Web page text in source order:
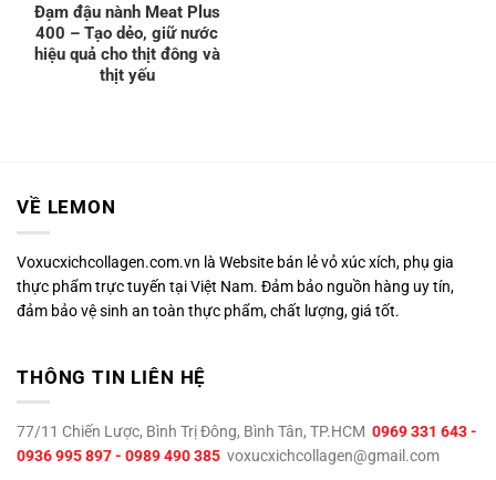
Đạm đậu nành Meat Plus
400 – Tạo dẻo, giữ nước
hiệu quả cho thịt đông và
thịt yếu
VỀ LEMON
Voxucxichcollagen.com.vn là Website bán lẻ vỏ xúc xích, phụ gia
thực phẩm trực tuyến tại Việt Nam. Đảm bảo nguồn hàng uy tín,
đảm bảo vệ sinh an toàn thực phẩm, chất lượng, giá tốt.
THÔNG TIN LIÊN HỆ
77/11 Chiến Lược, Bình Trị Đông, Bình Tân, TP.HCM 0969 331 643 -
0936 995 897 - 0989 490 385 voxucxichcollagen@gmail.com